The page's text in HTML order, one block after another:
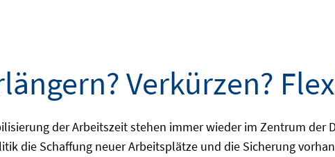
Verkürzen?
der Arbeitszeit stehen immer wieder im Zentrum der
die Schaffung neuer Arbeitsplätze und die Sicherung